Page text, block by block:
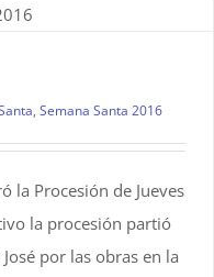
, Semana Santa 2016
la Procesión de Jueves
la procesión partió
por las obras en la